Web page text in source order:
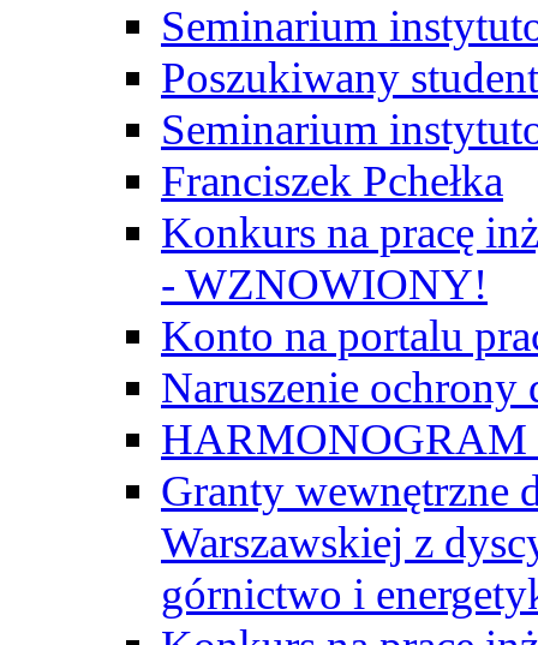
Seminarium
Poszukiwany
Seminarium
Franciszek Pchełka
Konkurs na pracę
- WZNOWIONY!
Konto na portalu
Naruszenie ochrony
Granty wewnętrzne
Warszawskiej z
górnictwo i